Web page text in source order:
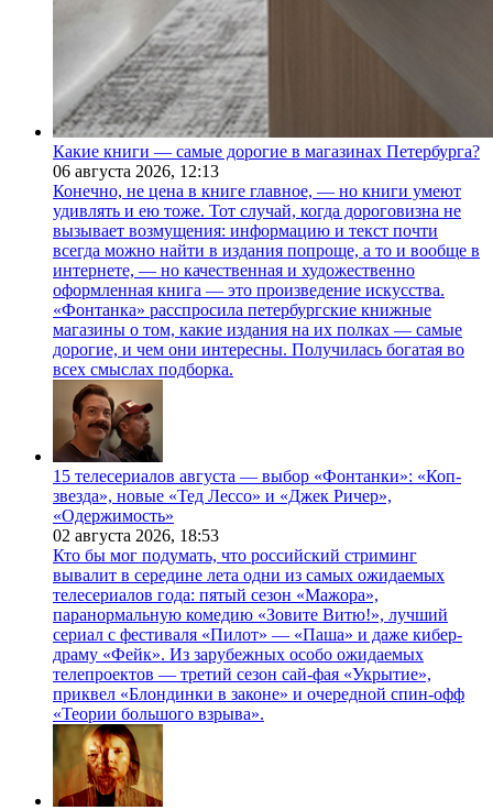
Какие книги — самые дорогие в магазинах Петербурга?
06 августа 2026, 12:13
Конечно, не цена в книге главное, — но книги умеют
удивлять и ею тоже. Тот случай, когда дороговизна не
вызывает возмущения: информацию и текст почти
всегда можно найти в издания попроще, а то и вообще в
интернете, — но качественная и художественно
оформленная книга — это произведение искусства.
«Фонтанка» расспросила петербургские книжные
магазины о том, какие издания на их полках — самые
дорогие, и чем они интересны. Получилась богатая во
всех смыслах подборка.
15 телесериалов августа — выбор «Фонтанки»: «Коп-
звезда», новые «Тед Лессо» и «Джек Ричер»,
«Одержимость»
02 августа 2026, 18:53
Кто бы мог подумать, что российский стриминг
вывалит в середине лета одни из самых ожидаемых
телесериалов года: пятый сезон «Мажора»,
паранормальную комедию «Зовите Витю!», лучший
сериал с фестиваля «Пилот» — «Паша» и даже кибер-
драму «Фейк». Из зарубежных особо ожидаемых
телепроектов — третий сезон сай-фая «Укрытие»,
приквел «Блондинки в законе» и очередной спин-офф
«Теории большого взрыва».